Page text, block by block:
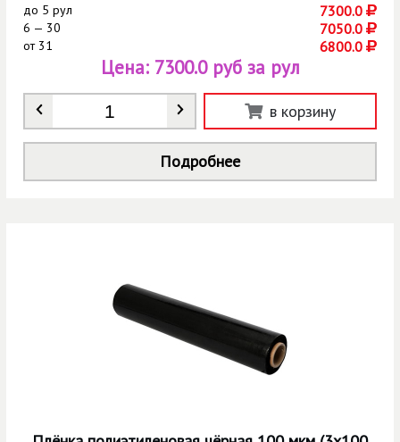
до 5 рул 7300.0
6 — 30 7050.0
от31 6800.0
Количество
Цена: 7300.0 руб за рул
в корзину
Подробнее